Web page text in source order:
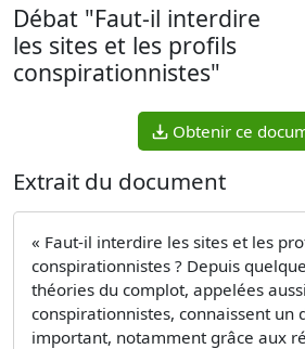
Débat "Faut-il interdire
les sites et les profils
conspirationnistes"
Obtenir ce
Extrait du document
« Faut-il interdire les sites et les
conspirationnistes ? Depuis
théories du complot, appelées
conspirationnistes, connaissent un
important, notamment grâce aux